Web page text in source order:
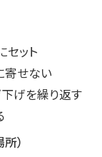
セット
寄せない
下げを繰り返す
）